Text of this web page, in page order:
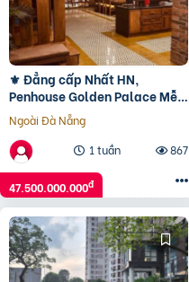
⚜️ Đẳng cấp Nhất HN,
Penhouse Golden Palace Mễ
Trì Full gỗ, Bể bơi, 468m2 Siêu
đẹp, 47.5 TỶ ⚜️
Ngoài Đà Nẵng
1 tuần
867
47.500.000.000đ